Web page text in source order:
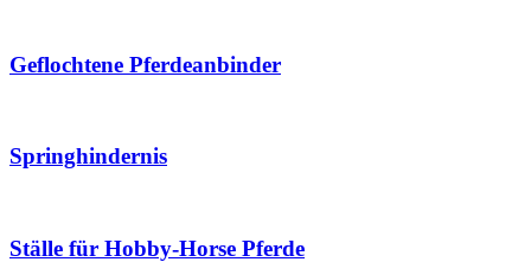
Geflochtene Pferdeanbinder
Springhindernis
Ställe für Hobby-Horse Pferde